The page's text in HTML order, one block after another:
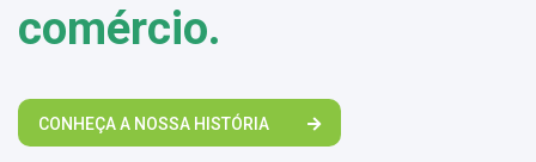
comércio.
CONHEÇA A NOSSA HISTÓRIA